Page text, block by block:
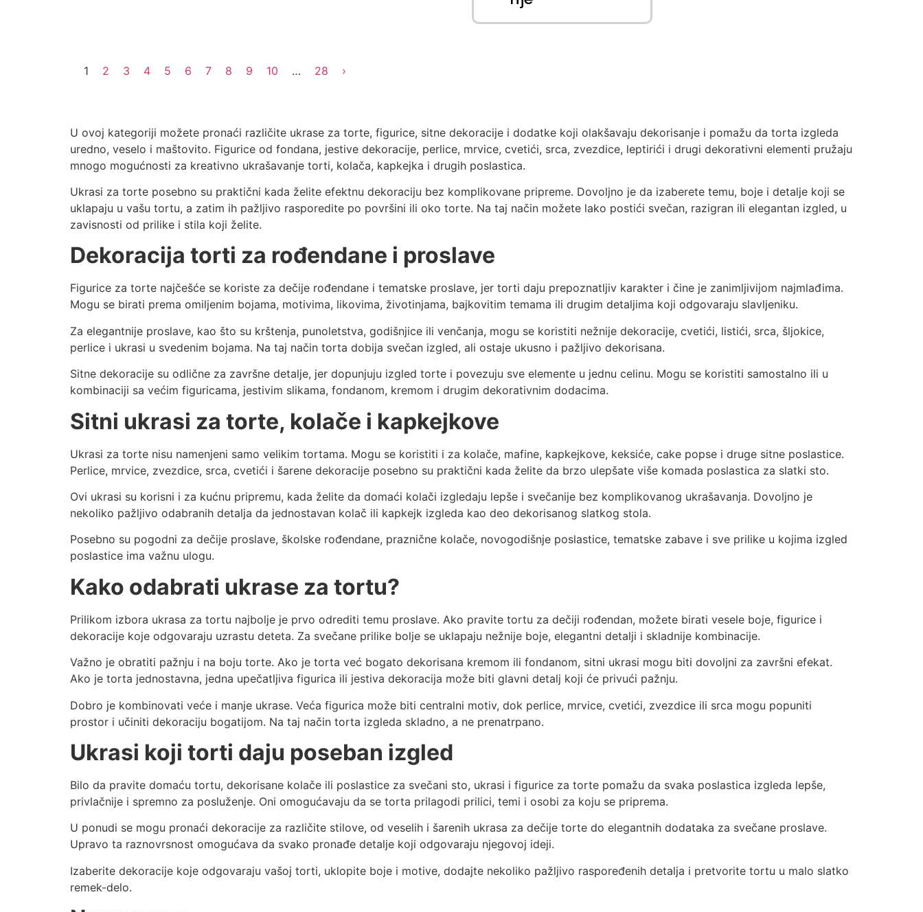
1 2 3 4 5 6 7 8 9 10 … 28 ›
U ovoj kategoriji možete pronaći različite ukrase za torte, figurice, sitne dekoracije i dodatke koji olakšavaju dekorisanje i pomažu da torta izgleda
uredno, veselo i maštovito. Figurice od fondana, jestive dekoracije, perlice, mrvice, cvetići, srca, zvezdice, leptirići i drugi dekorativni elementi pružaju
mnogo mogućnosti za kreativno ukrašavanje torti, kolača, kapkejka i drugih poslastica.
Ukrasi za torte posebno su praktični kada želite efektnu dekoraciju bez komplikovane pripreme. Dovoljno je da izaberete temu, boje i detalje koji se
uklapaju u vašu tortu, a zatim ih pažljivo rasporedite po površini ili oko torte. Na taj način možete lako postići svečan, razigran ili elegantan izgled, u
zavisnosti od prilike i stila koji želite.
Dekoracija torti za rođendane i proslave
Figurice za torte najčešće se koriste za dečije rođendane i tematske proslave, jer torti daju prepoznatljiv karakter i čine je zanimljivijom najmlađima.
Mogu se birati prema omiljenim bojama, motivima, likovima, životinjama, bajkovitim temama ili drugim detaljima koji odgovaraju slavljeniku.
Za elegantnije proslave, kao što su krštenja, punoletstva, godišnjice ili venčanja, mogu se koristiti nežnije dekoracije, cvetići, listići, srca, šljokice,
perlice i ukrasi u svedenim bojama. Na taj način torta dobija svečan izgled, ali ostaje ukusno i pažljivo dekorisana.
Sitne dekoracije su odlične za završne detalje, jer dopunjuju izgled torte i povezuju sve elemente u jednu celinu. Mogu se koristiti samostalno ili u
kombinaciji sa većim figuricama, jestivim slikama, fondanom, kremom i drugim dekorativnim dodacima.
Sitni ukrasi za torte, kolače i kapkejkove
Ukrasi za torte nisu namenjeni samo velikim tortama. Mogu se koristiti i za kolače, mafine, kapkejkove, keksiće, cake popse i druge sitne poslastice.
Perlice, mrvice, zvezdice, srca, cvetići i šarene dekoracije posebno su praktični kada želite da brzo ulepšate više komada poslastica za slatki sto.
Ovi ukrasi su korisni i za kućnu pripremu, kada želite da domaći kolači izgledaju lepše i svečanije bez komplikovanog ukrašavanja. Dovoljno je
nekoliko pažljivo odabranih detalja da jednostavan kolač ili kapkejk izgleda kao deo dekorisanog slatkog stola.
Posebno su pogodni za dečije proslave, školske rođendane, praznične kolače, novogodišnje poslastice, tematske zabave i sve prilike u kojima izgled
poslastice ima važnu ulogu.
Kako odabrati ukrase za tortu?
Prilikom izbora ukrasa za tortu najbolje je prvo odrediti temu proslave. Ako pravite tortu za dečiji rođendan, možete birati vesele boje, figurice i
dekoracije koje odgovaraju uzrastu deteta. Za svečane prilike bolje se uklapaju nežnije boje, elegantni detalji i skladnije kombinacije.
Važno je obratiti pažnju i na boju torte. Ako je torta već bogato dekorisana kremom ili fondanom, sitni ukrasi mogu biti dovoljni za završni efekat.
Ako je torta jednostavna, jedna upečatljiva figurica ili jestiva dekoracija može biti glavni detalj koji će privući pažnju.
Dobro je kombinovati veće i manje ukrase. Veća figurica može biti centralni motiv, dok perlice, mrvice, cvetići, zvezdice ili srca mogu popuniti
prostor i učiniti dekoraciju bogatijom. Na taj način torta izgleda skladno, a ne prenatrpano.
Ukrasi koji torti daju poseban izgled
Bilo da pravite domaću tortu, dekorisane kolače ili poslastice za svečani sto, ukrasi i figurice za torte pomažu da svaka poslastica izgleda lepše,
privlačnije i spremno za posluženje. Oni omogućavaju da se torta prilagodi prilici, temi i osobi za koju se priprema.
U ponudi se mogu pronaći dekoracije za različite stilove, od veselih i šarenih ukrasa za dečije torte do elegantnih dodataka za svečane proslave.
Upravo ta raznovrsnost omogućava da svako pronađe detalje koji odgovaraju njegovoj ideji.
Izaberite dekoracije koje odgovaraju vašoj torti, uklopite boje i motive, dodajte nekoliko pažljivo raspoređenih detalja i pretvorite tortu u malo slatko
remek-delo.